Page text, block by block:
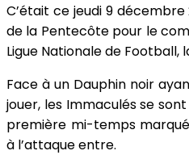
C’était ce jeudi 9
de la Pentecôte pour le
Ligue Nationale de Football,
Face à un Dauphin noir
jouer, les Immaculés se
première mi-temps
à l’attaque entre.